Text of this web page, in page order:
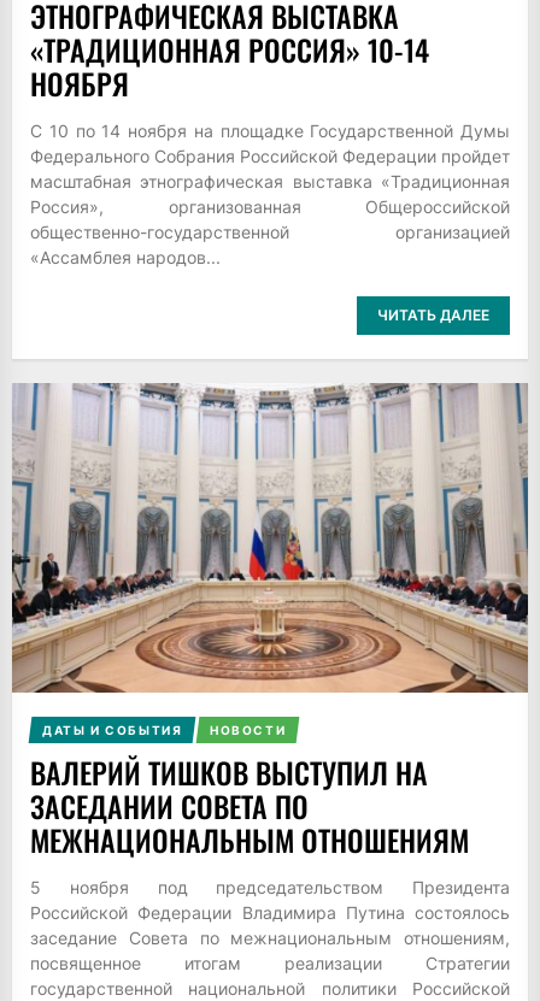
ЭТНОГРАФИЧЕСКАЯ ВЫСТАВКА
«ТРАДИЦИОННАЯ РОССИЯ» 10-14
НОЯБРЯ
С 10 по 14 ноября на площадке Государственной Думы
Федерального Собрания Российской Федерации пройдет
масштабная этнографическая выставка «Традиционная
Россия», организованная Общероссийской
общественно-государственной организацией
«Ассамблея народов...
ЧИТАТЬ ДАЛЕЕ
ДАТЫ И СОБЫТИЯ НОВОСТИ
ВАЛЕРИЙ ТИШКОВ ВЫСТУПИЛ НА
ЗАСЕДАНИИ СОВЕТА ПО
МЕЖНАЦИОНАЛЬНЫМ ОТНОШЕНИЯМ
5 ноября под председательством Президента
Российской Федерации Владимира Путина состоялось
заседание Совета по межнациональным отношениям,
посвященное итогам реализации Стратегии
государственной национальной политики Российской